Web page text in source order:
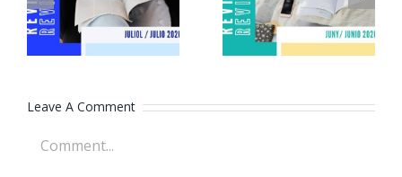
juliol 2026
juny 2026
Leave A Comment
Comment